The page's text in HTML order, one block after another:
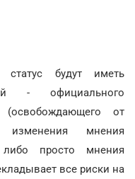
будут иметь
- официального
(освобождающего от
изменения мнения
просто мнения
все риски на